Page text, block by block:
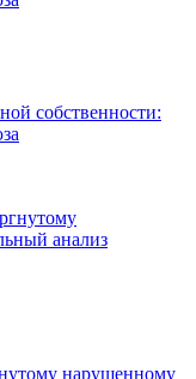
собственности:
нарушенному